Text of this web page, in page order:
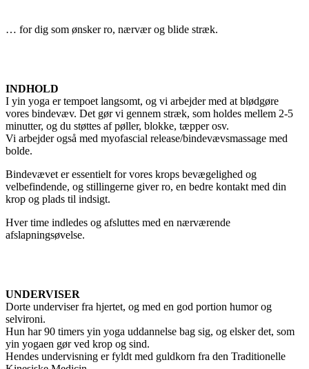
… for dig som ønsker ro, nærvær og blide stræk.
INDHOLD
I yin yoga er tempoet langsomt, og vi arbejder med at blødgøre
vores bindevæv. Det gør vi gennem stræk, som holdes mellem 2-5
minutter, og du støttes af pøller, blokke, tæpper osv.
Vi arbejder også med myofascial release/bindevævsmassage med
bolde.
Bindevævet er essentielt for vores krops bevægelighed og
velbefindende, og stillingerne giver ro, en bedre kontakt med din
krop og plads til indsigt.
Hver time indledes og afsluttes med en nærværende
afslapningsøvelse.
UNDERVISER
Dorte underviser fra hjertet, og med en god portion humor og
selvironi.
Hun har 90 timers yin yoga uddannelse bag sig, og elsker det, som
yin yogaen gør ved krop og sind.
Hendes undervisning er fyldt med guldkorn fra den Traditionelle